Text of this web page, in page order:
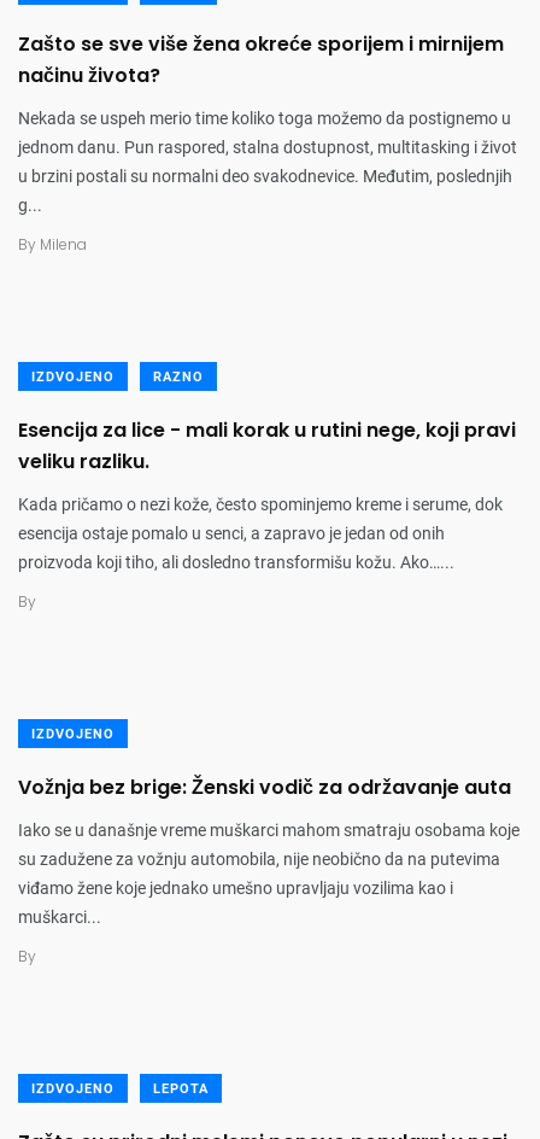
Zašto se sve više žena okreće sporijem i mirnijem
načinu života?
Nekada se uspeh merio time koliko toga možemo da postignemo u
jednom danu. Pun raspored, stalna dostupnost, multitasking i život
u brzini postali su normalni deo svakodnevice. Međutim, poslednjih
g...
By Milena
IZDVOJENO RAZNO
Esencija za lice - mali korak u rutini nege, koji pravi
veliku razliku.
Kada pričamo o nezi kože, često spominjemo kreme i serume, dok
esencija ostaje pomalo u senci, a zapravo je jedan od onih
proizvoda koji tiho, ali dosledno transformišu kožu. Ako…...
By
IZDVOJENO
Vožnja bez brige: Ženski vodič za održavanje auta
Iako se u današnje vreme muškarci mahom smatraju osobama koje
su zadužene za vožnju automobila, nije neobično da na putevima
viđamo žene koje jednako umešno upravljaju vozilima kao i
muškarci...
By
IZDVOJENO LEPOTA